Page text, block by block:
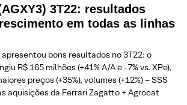
3T22: resultados
em todas as linhas
bons resultados no 3T22: o
R$ 165 milhões (+41% A/A e -7% vs. XPe),
preços (+35%), volumes (+12%) – SSS
aquisições da Ferrari Zagatto + Agrocat